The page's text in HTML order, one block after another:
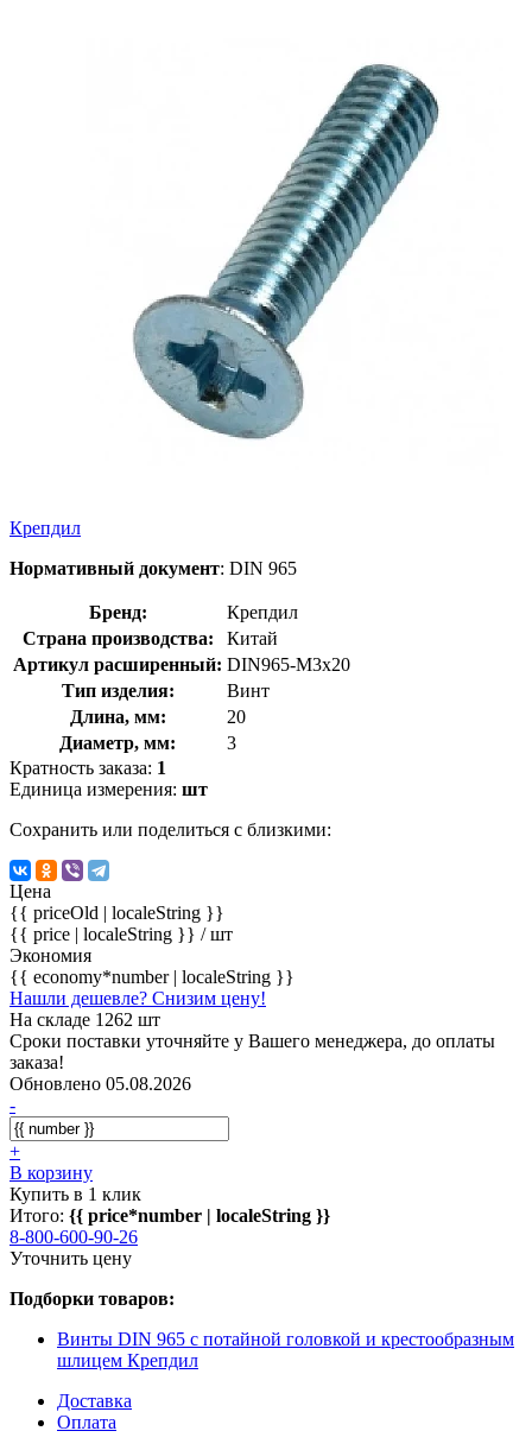
Крепдил
Нормативный документ: DIN 965
Бренд:
Крепдил
Страна производства:
Китай
Артикул расширенный: DIN965-М3х20
Тип изделия:
Винт
Длина, мм:
20
Диаметр, мм:
3
Кратность заказа: 1
Единица измерения: шт
Сохранить или поделиться с близкими:
Цена
{{ priceOld | localeString }}
{{ price | localeString }} / шт
Экономия
{{ economy*number | localeString }}
Нашли дешевле? Снизим цену!
На складе 1262 шт
Сроки поставки уточняйте у Вашего менеджера, до оплаты
заказа!
Обновлено 05.08.2026
-
+
В корзину
Купить в 1 клик
Итого: {{ price*number | localeString }}
8-800-600-90-26
Уточнить цену
Подборки товаров:
Винты DIN 965 с потайной головкой и крестообразным
шлицем Крепдил
Доставка
Оплата